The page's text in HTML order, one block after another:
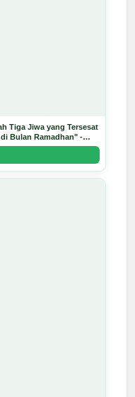
Tiga Jiwa yang Tersesat
Bulan Ramadhan" -